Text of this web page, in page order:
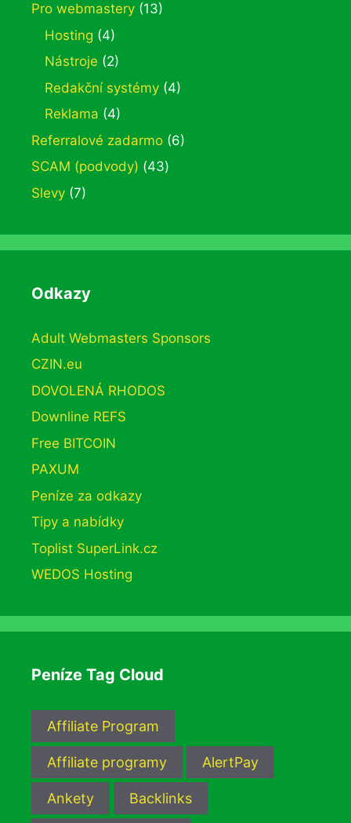
Pro webmastery (13)
Hosting (4)
Nástroje (2)
Redakční systémy (4)
Reklama (4)
Referralové zadarmo (6)
SCAM (podvody) (43)
Slevy (7)
Odkazy
Adult Webmasters Sponsors
CZIN.eu
DOVOLENÁ RHODOS
Downline REFS
Free BITCOIN
PAXUM
Peníze za odkazy
Tipy a nabídky
Toplist SuperLink.cz
WEDOS Hosting
Peníze Tag Cloud
Affiliate Program
Affiliate programy AlertPay
Ankety Backlinks